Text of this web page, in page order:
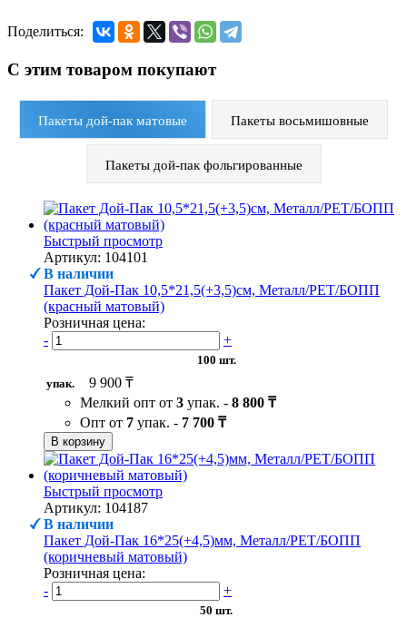
Поделиться:
С этим товаром покупают
Пакеты дой-пак матовые Пакеты восьмишовные
Пакеты дой-пак фольгированные
Быстрый просмотр
Артикул: 104101
В наличии
Пакет Дой-Пак 10,5*21,5(+3,5)см, Металл/PET/БОПП
(красный матовый)
Розничная цена:
-
+
100 шт.
упак.
9 900 ₸
Мелкий опт от 3 упак. - 8 800 ₸
Опт от 7 упак. - 7 700 ₸
В корзину
Быстрый просмотр
Артикул: 104187
В наличии
Пакет Дой-Пак 16*25(+4,5)мм, Металл/PET/БОПП
(коричневый матовый)
Розничная цена:
-
+
50 шт.